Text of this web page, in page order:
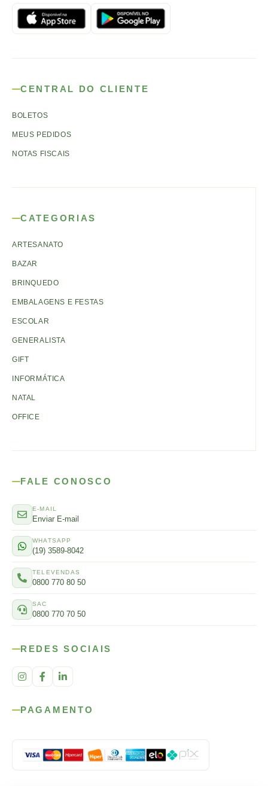
CENTRAL DO CLIENTE
BOLETOS
MEUS PEDIDOS
NOTAS FISCAIS
CATEGORIAS
ARTESANATO
BAZAR
BRINQUEDO
EMBALAGENS E FESTAS
ESCOLAR
GENERALISTA
GIFT
INFORMÁTICA
NATAL
OFFICE
FALE CONOSCO
E-MAIL
Enviar E-mail
WHATSAPP
(19) 3589-8042
TELEVENDAS
0800 770 80 50
SAC
0800 770 70 50
REDES SOCIAIS
PAGAMENTO